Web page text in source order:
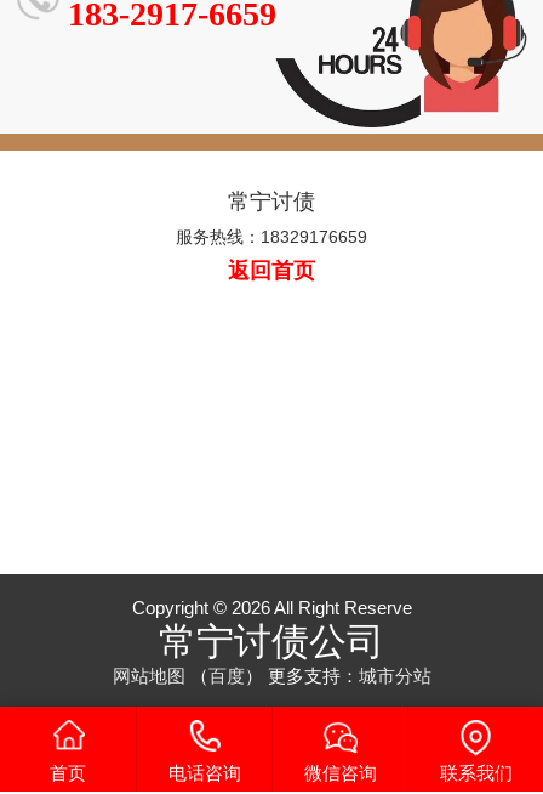
183-2917-6659
常宁讨债
服务热线：18329176659
返回首页
Copyright © 2026 All Right Reserve
常宁讨债公司
网站地图 （百度） 更多支持： 城市分站
首页 电话咨询 微信咨询 联系我们